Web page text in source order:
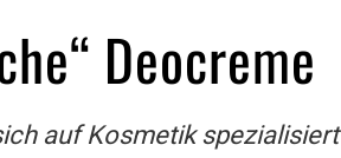
Deocreme
auf Kosmetik